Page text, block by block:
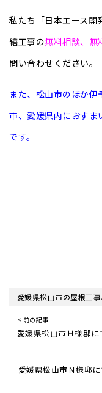
私たち「日本エース開
繕工事の無料相談、無
問い合わせください。
また、松山市のほか
市、愛媛県内におすま
です。
愛媛県松山市の屋根工
< 前の記事
愛媛県松山市Ｈ様邸に
愛媛県松山市Ｎ様邸